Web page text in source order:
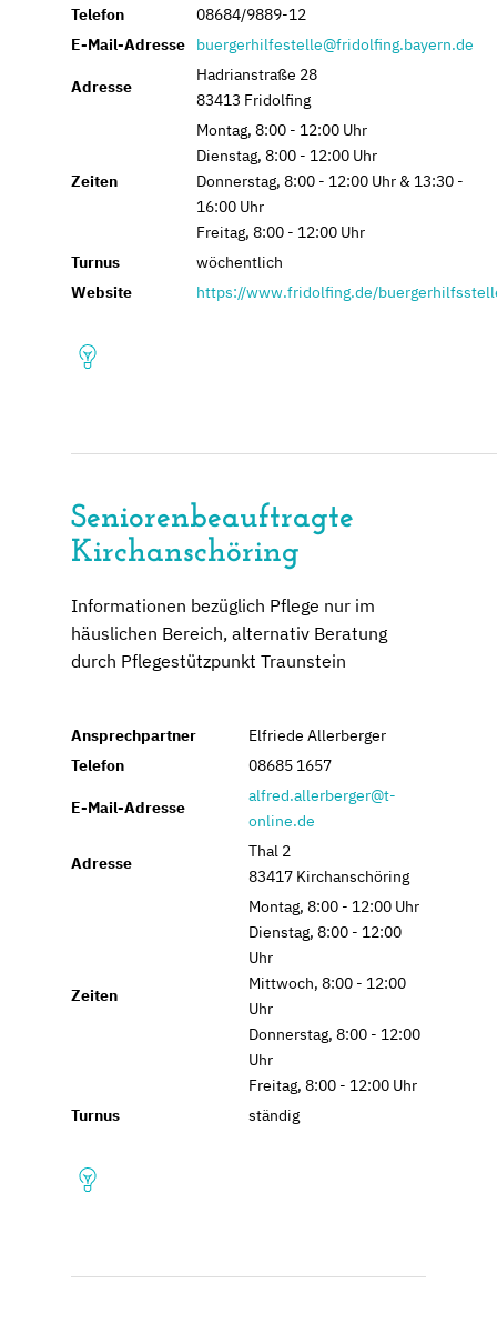
Telefon
08684/9889-12
E-Mail-Adresse buergerhilfestelle@fridolfing.bayern.de
Adresse
Hadrianstraße 28
83413 Fridolfing
Zeiten
Montag, 8:00 - 12:00 Uhr
Dienstag, 8:00 - 12:00 Uhr
Donnerstag, 8:00 - 12:00 Uhr & 13:30 -
16:00 Uhr
Freitag, 8:00 - 12:00 Uhr
Turnus
wöchentlich
Website
https://www.fridolfing.de/
Seniorenbeauftragte
Kirchanschöring
Informationen bezüglich Pflege nur im
häuslichen Bereich, alternativ Beratung
durch Pflegestützpunkt Traunstein
Ansprechpartner
Elfriede Allerberger
Telefon
08685 1657
E-Mail-Adresse
alfred.allerberger@t-
online.de
Adresse
Thal 2
83417 Kirchanschöring
Zeiten
Montag, 8:00 - 12:00 Uhr
Dienstag, 8:00 - 12:00
Uhr
Mittwoch, 8:00 - 12:00
Uhr
Donnerstag, 8:00 - 12:00
Uhr
Freitag, 8:00 - 12:00 Uhr
Turnus
ständig